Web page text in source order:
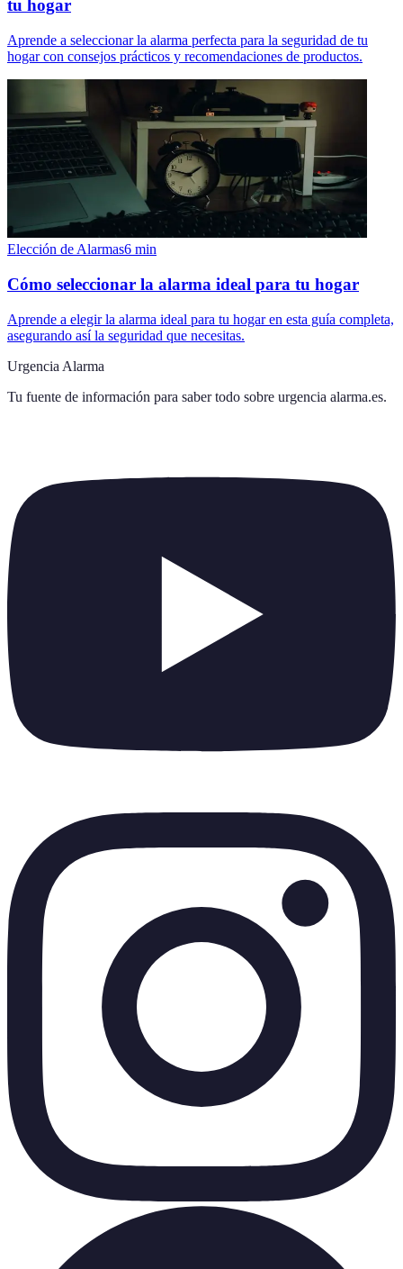
tu hogar
Aprende a seleccionar la alarma perfecta para la seguridad de tu
hogar con consejos prácticos y recomendaciones de productos.
Elección de Alarmas6 min
Cómo seleccionar la alarma ideal para tu hogar
Aprende a elegir la alarma ideal para tu hogar en esta guía completa,
asegurando así la seguridad que necesitas.
Urgencia Alarma
Tu fuente de información para saber todo sobre urgencia alarma.es.